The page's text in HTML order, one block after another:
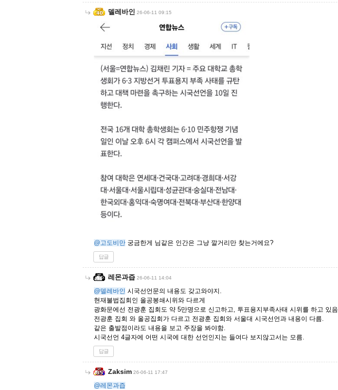
델레바인 26-06-11 09:15
@고도비만 궁금한게 님같은 인간은 그냥 깔거리만 찾는거에요?
답글
레몬과즙 26-06-11 14:04
@델레바인 시국선언문의 내용도 갖고와야지.
현재불법집회인 올공봉쇄시위와 다르게
광화문에선 전광훈 집회도 약 5만명으로 신고하고, 투표용지부족사태 시위를 하고 있음.
전광훈 집회 와 올공집회가 다르고 전광훈 집회와 서울대 시국선언과 내용이 다름.
같은 출발점이라도 내용을 보고 주장을 봐야함.
시국선언 4글자에 어떤 시국에 대한 선언인지는 들여다 보지않고서는 모름.
답글
Zaksim 26-06-11 17:47
@레몬과즙